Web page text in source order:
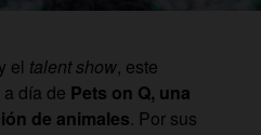
y el talent show, este
día de Pets on Q, una
de animales. Por sus